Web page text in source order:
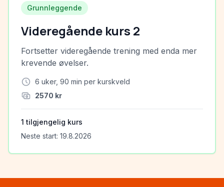
Grunnleggende
Videregående kurs 2
Fortsetter videregående trening med enda mer
krevende øvelser.
6 uker, 90 min per kurskveld
2570 kr
1 tilgjengelig kurs
Neste start: 19.8.2026